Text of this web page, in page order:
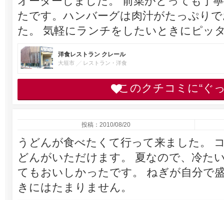
たです。ハンバーグは肉汁がたっぷり
た。 気軽にランチをしたいときにピッ
洋食レストラン クレール
大垣市 レストラン・洋食
このクチコミに“ぐ
投稿：2010/08/20
うどんが食べたくて行って来ました。
どんがいただけます。 夏なので、冷た
てもおいしかったです。 ねぎが自分で
きにはたまりません。